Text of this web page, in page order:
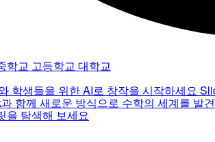
학교 고등학교 대학교
학생들을 위한 AI로 창작을 시작하세요
함께 새로운 방식으로 수학의 세계를 발
을 탐색해 보세요